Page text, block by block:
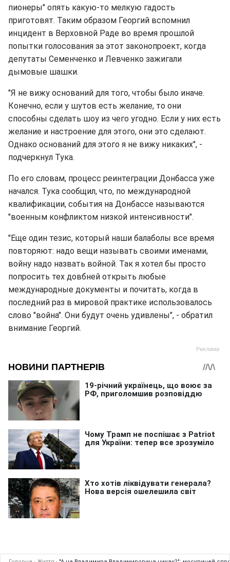
пионеры" опять какую-то мелкую гадость
приготовят. Таким образом Георгий вспомнил
инцидент в Верховной Раде во время прошлой
попытки голосования за этот законопроект, когда
депутаты Семенченко и Левченко зажигали
дымовые шашки.
"Я не вижу оснований для того, чтобы было иначе.
Конечно, если у шутов есть желание, то они
способны сделать шоу из чего угодно. Если у них есть
желание и настроение для этого, они это сделают.
Однако оснований для этого я не вижу никаких", -
подчеркнул Тука.
По его словам, процесс реинтеграции Донбасса уже
начался. Тука сообщил, что, по международной
квалификации, события на Донбассе называются
"военным конфликтом низкой интенсивности".
"Еще один тезис, который наши балаболы все время
повторяют: надо вещи называть своими именами,
войну надо назвать войной. Так я хотел бы просто
попросить тех довбней открыть любые
международные документы и почитать, когда в
последний раз в мировой практике использовалось
слово "война". Они будут очень удивлены", - обратил
внимание Георгий.